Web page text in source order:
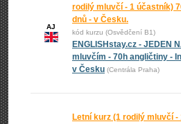
AJ
rodilý mluvčí - 1 účastník)
dnů - v Česku.
kód kurzu (Osvědčení B1)
ENGLISHstay.cz - JEDEN
mluvčím - 70h angličtiny -
v Česku (Centrála Praha)
Letní kurz (1 rodilý mluvčí